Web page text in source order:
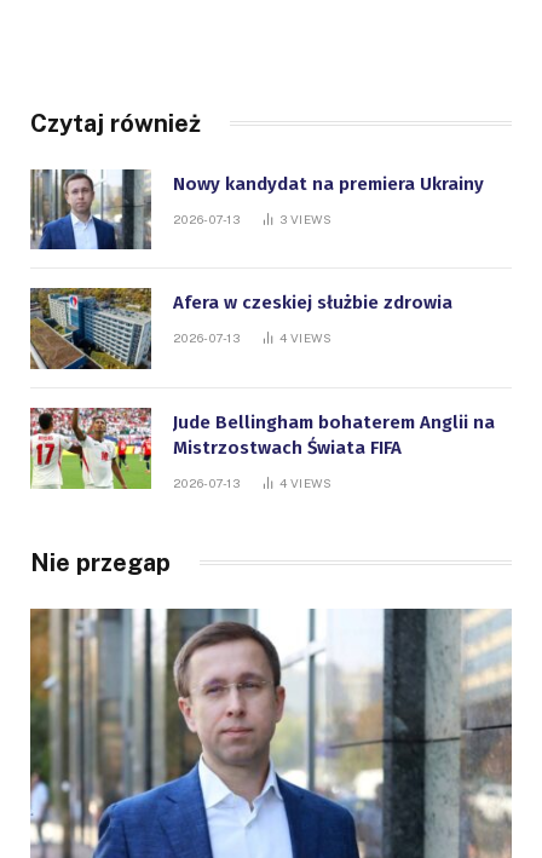
Czytaj również
Nowy kandydat na premiera Ukrainy
2026-07-13 3 VIEWS
Afera w czeskiej służbie zdrowia
2026-07-13 4 VIEWS
Jude Bellingham bohaterem Anglii na
Mistrzostwach Świata FIFA
2026-07-13 4 VIEWS
Nie przegap